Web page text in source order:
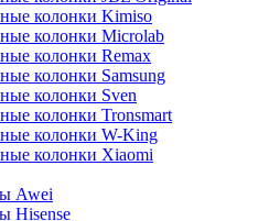
колонки Kimiso
колонки Microlab
колонки Remax
колонки Samsung
колонки Sven
колонки Tronsmart
колонки W-King
колонки Xiaomi
Awei
Hisense